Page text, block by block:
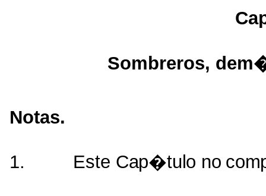
Sombreros,
Notas.
1. Este Cap�tulo no